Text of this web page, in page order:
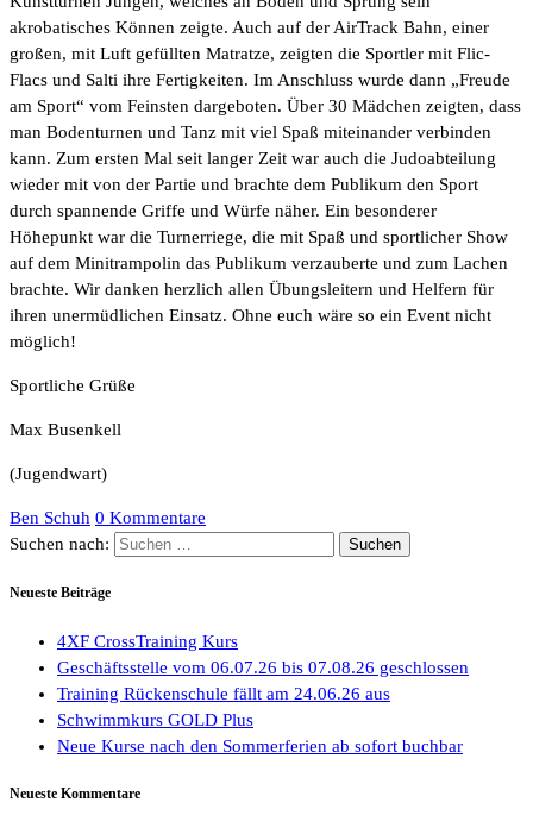
akrobatisches Können zeigte. Auch auf der AirTrack Bahn, einer
großen, mit Luft gefüllten Matratze, zeigten die Sportler mit Flic-
Flacs und Salti ihre Fertigkeiten. Im Anschluss wurde dann „Freude
am Sport“ vom Feinsten dargeboten. Über 30 Mädchen zeigten, dass
man Bodenturnen und Tanz mit viel Spaß miteinander verbinden
kann. Zum ersten Mal seit langer Zeit war auch die Judoabteilung
wieder mit von der Partie und brachte dem Publikum den Sport
durch spannende Griffe und Würfe näher. Ein besonderer
Höhepunkt war die Turnerriege, die mit Spaß und sportlicher Show
auf dem Minitrampolin das Publikum verzauberte und zum Lachen
brachte. Wir danken herzlich allen Übungsleitern und Helfern für
ihren unermüdlichen Einsatz. Ohne euch wäre so ein Event nicht
möglich!
Sportliche Grüße
Max Busenkell
(Jugendwart)
Ben Schuh 0 Kommentare
Suchen nach:
Neueste Beiträge
4XF CrossTraining Kurs
Geschäftsstelle vom 06.07.26 bis 07.08.26 geschlossen
Training Rückenschule fällt am 24.06.26 aus
Schwimmkurs GOLD Plus
Neue Kurse nach den Sommerferien ab sofort buchbar
Neueste Kommentare